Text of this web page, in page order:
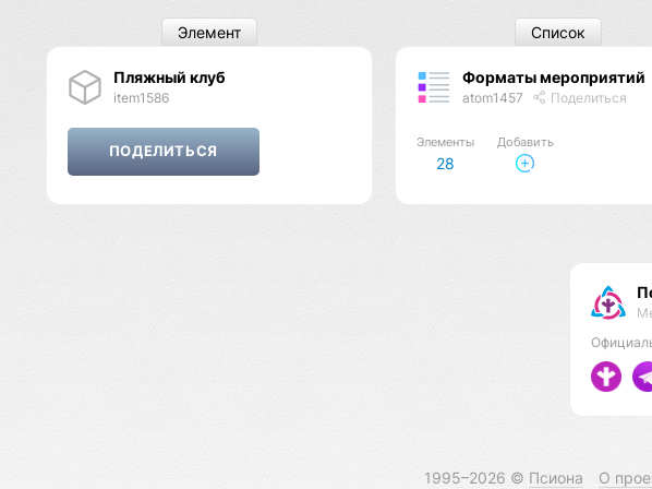
Пляжный клуб
item1586
Элемент
Форматы мероприятий
atom1457 Поделиться
Элементы
28
Добавить
Список
1995–2026 © Псиона О